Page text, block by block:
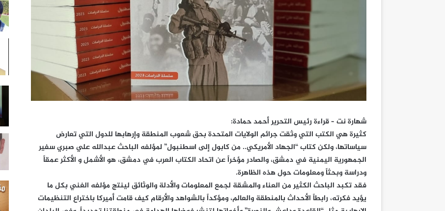
شهارة نت – قراءة رئيس التحرير أحمد حمادة:
كثيرة هي الكتب التي وثقت جرائم الولايات المتحدة بحق شعوب المنطقة وإرهابها للدول التي تعارض
سياساتها، ولكن كتاب “الجهاد الأمريكي.. من كابول إلى اسطنبول” لمؤلفه الباحث عبدالله علي صبري سفير
الجمهورية اليمنية في دمشق، والصادر مؤخراً عن اتحاد الكتاب العرب في دمشق، هو الأشمل و الأكثر عمقاً
ودراسة وبحثاً ومعلومات حول هذه الظاهرة.
فقد تكبد الباحث الكثير من العناء والمشقة لجمع المعلومات والأدلة والوثائق لينتج مؤلفه الغني بكل ما
يؤيد فكرته، رابطاً الأحداث بالمنطقة والعالم، ومؤكداً بالشواهد والأرقام كيف قامت أميركا باختراع التنظيمات